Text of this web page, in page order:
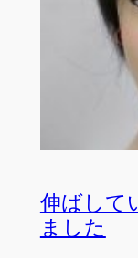
伸ばして
ました